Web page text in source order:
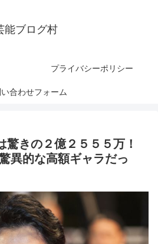
能ブログ村
プライバシーポリシー
合わせフォーム
驚きの２億２５５５万！
異的な高額ギャラだっ